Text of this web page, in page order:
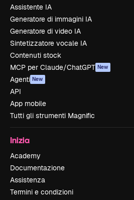
Assistente IA
Generatore di immagini IA
Generatore di video IA
Sintetizzatore vocale IA
Contenuti stock
MCP per Claude/ChatGPT New
Agenti New
API
App mobile
Tutti gli strumenti Magnific
Inizia
Academy
Documentazione
Assistenza
Termini e condizioni